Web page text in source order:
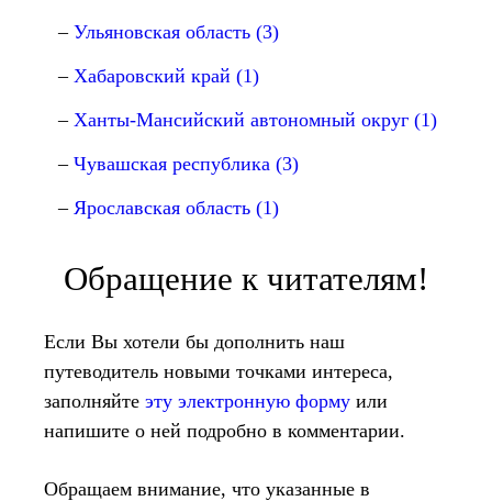
Ульяновская область (3)
Хабаровский край (1)
Ханты-Мансийский автономный округ (1)
Чувашская республика (3)
Ярославская область (1)
Обращение к читателям!
Если Вы хотели бы дополнить наш
путеводитель новыми точками интереса,
заполняйте эту электронную форму или
напишите о ней подробно в комментарии.
Обращаем внимание, что указанные в